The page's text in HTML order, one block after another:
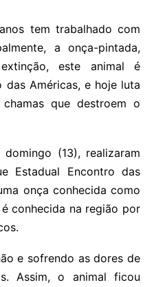
tem trabalhado com
a onça-pintada,
este animal é
Américas, e hoje luta
que destroem o
(13), realizaram
Estadual Encontro das
onça conhecida como
conhecida na região por
e sofrendo as dores de
Assim, o animal ficou